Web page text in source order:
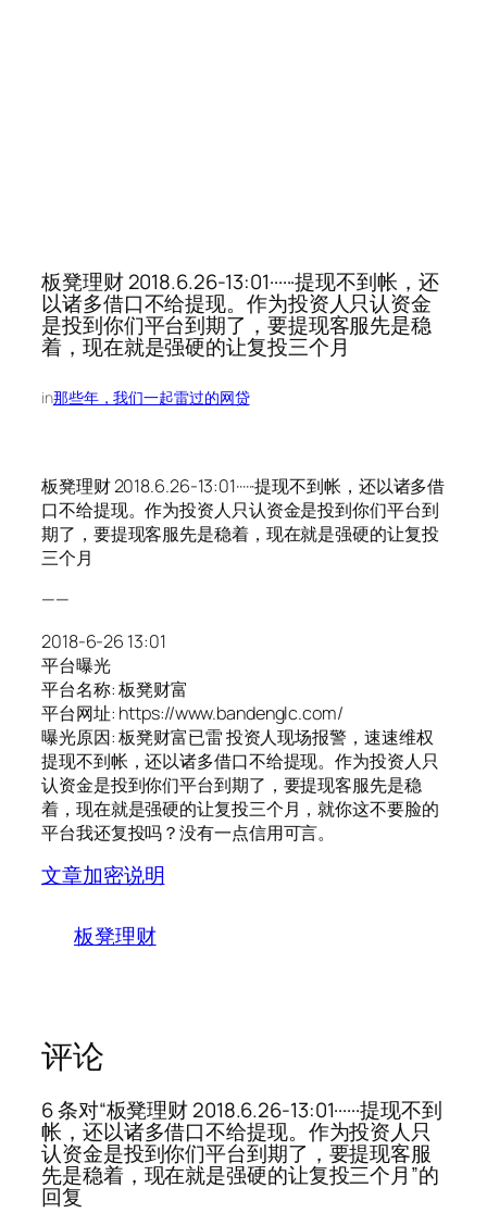
板凳理财 2018.6.26-13:01······提现不到帐，还
以诸多借口不给提现。作为投资人只认资金
是投到你们平台到期了，要提现客服先是稳
着，现在就是强硬的让复投三个月
in那些年，我们一起雷过的网贷
板凳理财 2018.6.26-13:01······提现不到帐，还以诸多借
口不给提现。作为投资人只认资金是投到你们平台到
期了，要提现客服先是稳着，现在就是强硬的让复投
三个月
——
2018-6-26 13:01
平台曝光
平台名称: 板凳财富
平台网址: https://www.bandenglc.com/
曝光原因: 板凳财富已雷 投资人现场报警，速速维权
提现不到帐，还以诸多借口不给提现。作为投资人只
认资金是投到你们平台到期了，要提现客服先是稳
着，现在就是强硬的让复投三个月，就你这不要脸的
平台我还复投吗？没有一点信用可言。
文章加密说明
板凳理财
评论
6 条对“板凳理财 2018.6.26-13:01······提现不到
帐，还以诸多借口不给提现。作为投资人只
认资金是投到你们平台到期了，要提现客服
先是稳着，现在就是强硬的让复投三个月”的
回复